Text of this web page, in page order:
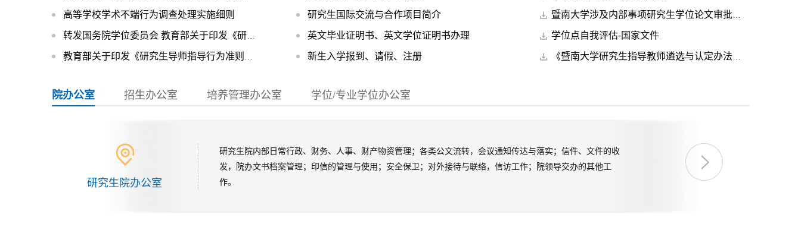
高等学校学术不端行为调查处理实施细则
转发国务院学位委员会 教育部关于印发《研究生教育学科专业目录（2022年）》《研究生教育学科专业目录管理办法》的通知
教育部关于印发《研究生导师指导行为准则》的通知 教研〔2020〕12号
研究生国际交流与合作项目简介
英文毕业证明书、英文学位证明书办理
新生入学报到、请假、注册
暨南大学涉及内部事项研究生学位论文审批表（NEW)
学位点自我评估-国家文件
《暨南大学研究生指导教师遴选与认定办法》（暨学位【2017】33号）
院办公室 招生办公室 培养管理办公室 学位/专业学位办公室
研究生院办公室
研究生院内部日常行政、财务、人事、财产物资管理；各类公文流转，会议通知传达与落实；信件、文件的收
发，院办文书档案管理；印信的管理与使用；安全保卫；对外接待与联络，信访工作；院领导交办的其他工
作。